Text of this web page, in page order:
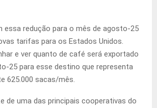
essa redução para o mês de agosto-25
tarifas para os Estados Unidos.
e ver quanto de café será exportado
25 para esse destino que representa
625.000 sacas/mês.
de uma das principais cooperativas do